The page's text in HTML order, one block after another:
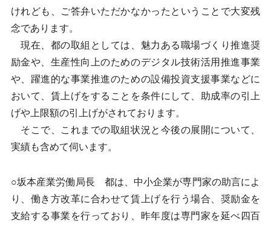
けれども、ご答弁いただかなかったということで大変残
念であります。
現在、都の取組としては、魅力ある職場づくり推進奨
励金や、生産性向上のためのデジタル技術活用推進事業
や、躍進的な事業推進のための設備投資支援事業などに
おいて、賃上げをすることを条件にして、助成率の引上
げや上限額の引上げがされております。
そこで、これまでの取組状況と今後の展開について、
実績も含めて伺います。
○坂本産業労働局長 都は、中小企業が専門家の助言によ
り、働き方改革に合わせて賃上げを行う場合、奨励金を
支給する事業を行っており、昨年度は専門家を延べ四百